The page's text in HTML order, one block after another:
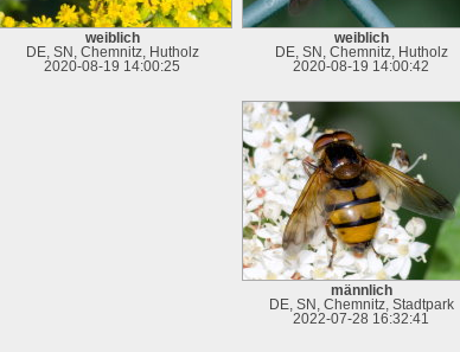
weiblich
DE, SN, Chemnitz, Hutholz
2020-08-19 14:00:25
weiblich
DE, SN, Chemnitz, Hutholz
2020-08-19 14:00:42
männlich
DE, SN, Chemnitz, Stadtpark
2022-07-28 16:32:41